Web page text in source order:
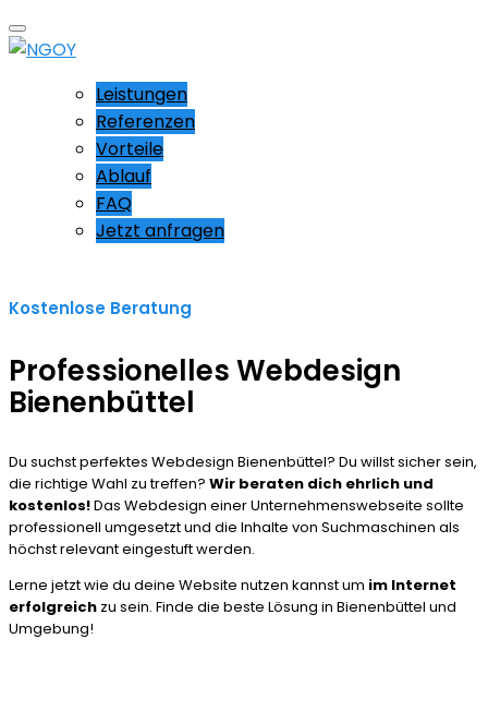
Leistungen
Referenzen
Vorteile
Ablauf
FAQ
Jetzt anfragen
Kostenlose Beratung
Professionelles Webdesign
Bienenbüttel
Du suchst perfektes Webdesign Bienenbüttel? Du willst sicher sein,
die richtige Wahl zu treffen? Wir beraten dich ehrlich und
kostenlos!Das Webdesign einer Unternehmenswebseite sollte
professionell umgesetzt und die Inhalte von Suchmaschinen als
höchst relevant eingestuft werden.
Lerne jetzt wie du deine Website nutzen kannst um im Internet
erfolgreich zu sein. Finde die beste Lösung in Bienenbüttel und
Umgebung!